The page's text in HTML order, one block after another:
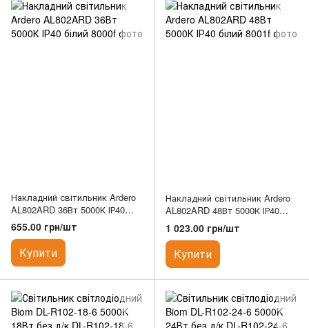
Накладний світильник Ardero
AL802ARD 36Вт 5000К ІР40
білий
655.00 грн/шт
Купити
Накладний світильник Ardero
AL802ARD 48Вт 5000К ІР40
білий
1 023.00 грн/шт
Купити